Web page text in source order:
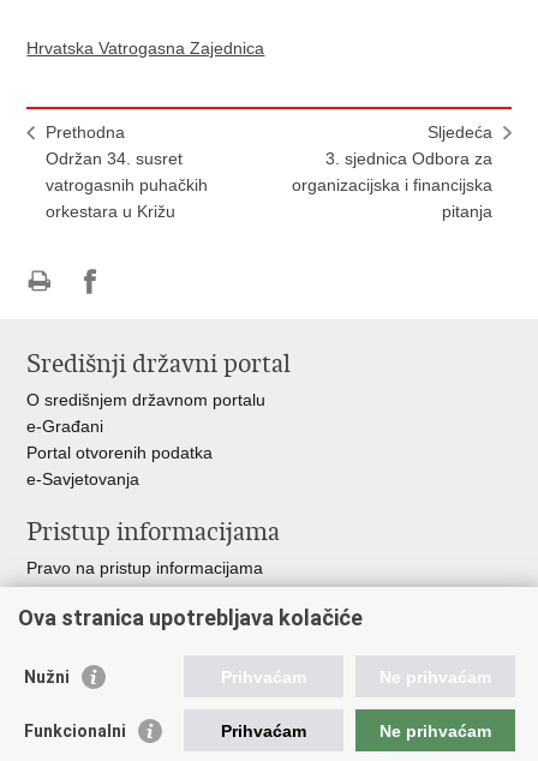
Hrvatska Vatrogasna Zajednica
Prethodna
Održan 34. susret
vatrogasnih puhačkih
orkestara u Križu
Sljedeća
3. sjednica Odbora za
organizacijska i financijska
pitanja
Facebooku
Središnji državni portal
O središnjem državnom portalu
e-Građani
Portal otvorenih podatka
e-Savjetovanja
Pristup informacijama
Pravo na pristup informacijama
Pozivi za žurnu pomoć
Važne poveznice
Vlada RH
Ova stranica upotrebljava kolačiće
Nužni Prihvaćam Ne prihvaćam
Funkcionalni Prihvaćam Ne prihvaćam